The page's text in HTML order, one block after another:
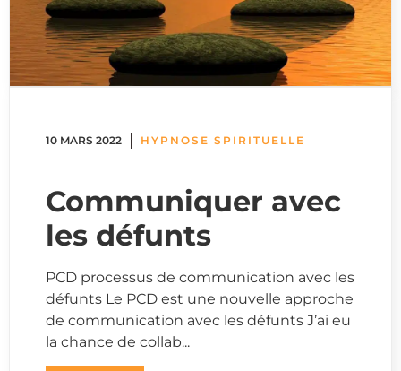
10 MARS 2022 HYPNOSE SPIRITUELLE
Communiquer avec
les défunts
PCD processus de communication avec les
défunts Le PCD est une nouvelle approche
de communication avec les défunts J’ai eu
la chance de collab...